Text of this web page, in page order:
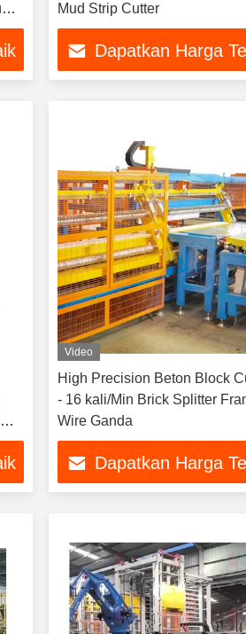
Mud Strip Cutter
Dapatkan Harga
Video
High Precision Beton Block
- 16 kali/Min Brick Splitter
Wire Ganda
Dapatkan Harga